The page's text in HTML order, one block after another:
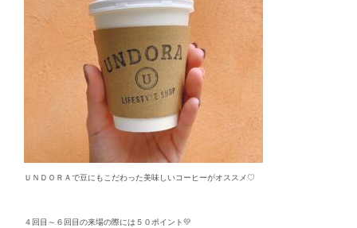
ＵＮＤＯＲＡで豆にもこだわった美味しいコーヒーがオススメ♡
４回目～６回目の来場の際には５０ポイント💛